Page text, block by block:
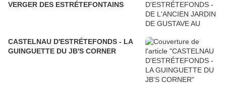
VERGER DES ESTRÉTEFONTAINS
CASTELNAU D'ESTRÉTEFONDS - LA
GUINGUETTE DU JB'S CORNER